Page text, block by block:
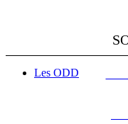
Les ODD